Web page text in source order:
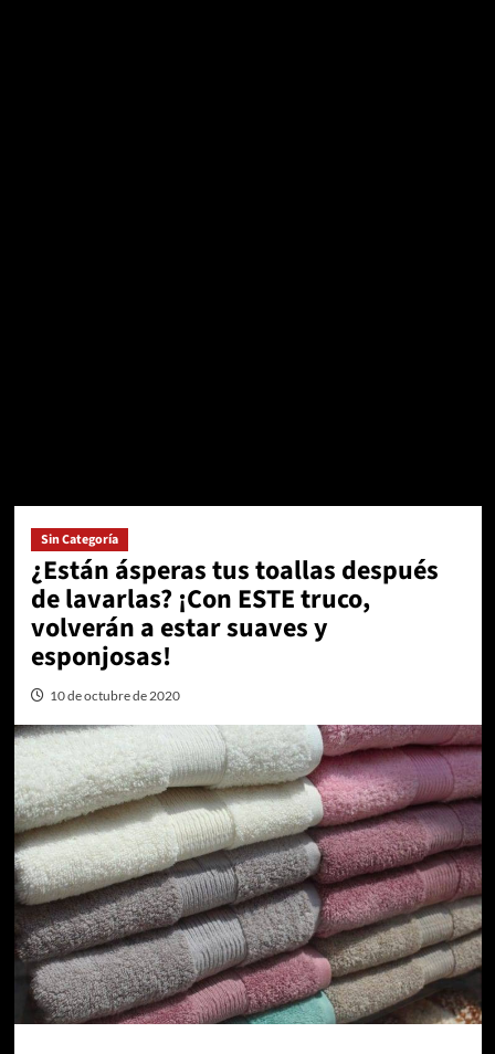
Sin Categoría
¿Están ásperas tus toallas después
de lavarlas? ¡Con ESTE truco,
volverán a estar suaves y
esponjosas!
10 de octubre de 2020